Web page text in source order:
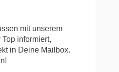
mit unserem
Top informiert,
in Deine Mailbox.